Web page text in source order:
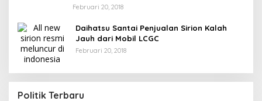
Februari 20, 2018
Daihatsu Santai Penjualan Sirion Kalah
Jauh dari Mobil LCGC
Februari 20, 2018
Politik Terbaru